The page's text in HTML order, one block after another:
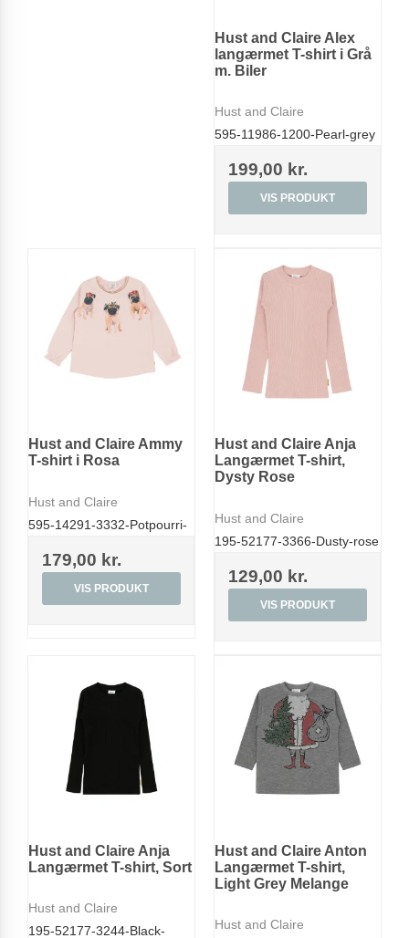
Hust and Claire Alex
langærmet T-shirt i Grå
m. Biler
Hust and Claire
595-11986-1200-Pearl-grey
199,00 kr.
VIS PRODUKT
Hust and Claire Ammy
T-shirt i Rosa
Hust and Claire
595-14291-3332-Potpourri-
179,00 kr.
VIS PRODUKT
Hust and Claire Anja
Langærmet T-shirt,
Dysty Rose
Hust and Claire
195-52177-3366-Dusty-rose
129,00 kr.
VIS PRODUKT
Hust and Claire Anja
Langærmet T-shirt, Sort
Hust and Claire
195-52177-3244-Black-
Hust and Claire Anton
Langærmet T-shirt,
Light Grey Melange
Hust and Claire